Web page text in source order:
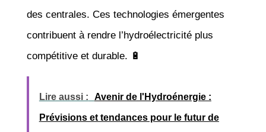
des centrales. Ces technologies émergentes
contribuent à rendre l’hydroélectricité plus
compétitive et durable. 🔋
Lire aussi : Avenir de l'Hydroénergie :
Prévisions et tendances pour le futur de